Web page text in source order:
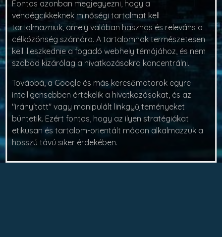
Fontos azonban megjegyezni, hogy a
vendégcikkeknek minőségi tartalmat kell
tartalmazniuk, amely valóban hasznos és releváns a
célközönség számára. A tartalomnak természetesen
kell illeszkednie a fogadó webhely témájához, és nem
szabad kizárólag a hivatkozásokra koncentrálni.
Továbbá, a Google és más keresőmotorok egyre
intelligensebben értékelik a hivatkozásokat, és az
"irányított" vagy manipulált linkgyűjteményeket
büntetik. Ezért fontos, hogy az ilyen stratégiákat
etikusan és tartalom-orientált módon alkalmazzuk a
hosszú távú siker érdekében.